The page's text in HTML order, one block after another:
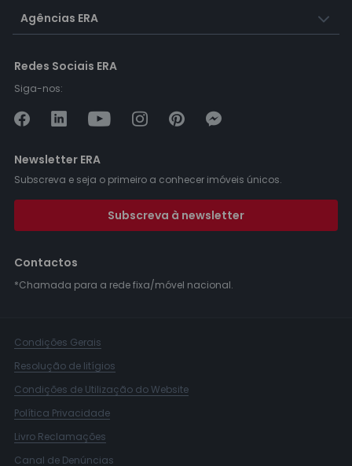
Agências ERA
Redes Sociais ERA
Siga-nos:
Newsletter ERA
Subscreva e seja o primeiro a conhecer imóveis únicos.
Subscreva à newsletter
Contactos
*Chamada para a rede fixa/móvel nacional.
Condições Gerais
Resolução de litígios
Condições de Utilização do Website
Política Privacidade
Livro Reclamações
Canal de Denúncias